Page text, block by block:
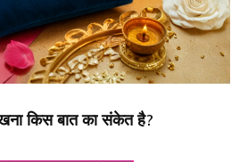
किस बात का संकेत है?